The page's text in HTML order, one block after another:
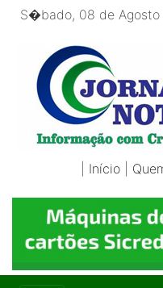
S�bado, 08 de
Início